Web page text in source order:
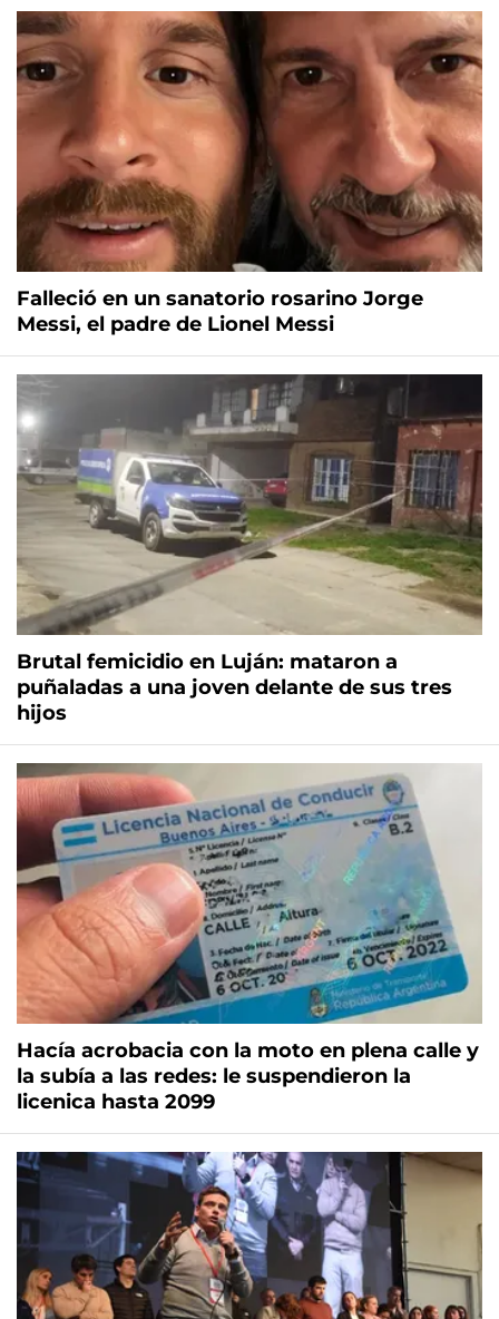
Falleció en un sanatorio rosarino Jorge
Messi, el padre de Lionel Messi
Brutal femicidio en Luján: mataron a
puñaladas a una joven delante de sus tres
hijos
Hacía acrobacia con la moto en plena calle y
la subía a las redes: le suspendieron la
licenica hasta 2099